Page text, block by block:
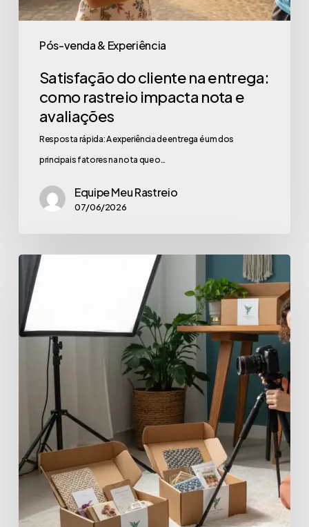
Pós-venda & Experiência
Satisfação do cliente na entrega:
como rastreio impacta nota e
avaliações
Resposta rápida: A experiência de entrega é um dos
principais fatores na nota que o…
Equipe Meu Rastreio
07/06/2026